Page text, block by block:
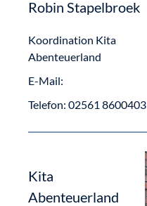
Robin Stapelbroek
Koordination Kita
Abenteuerland
E-Mail:
Telefon: 02561 8600403
Kita
Abenteuerland